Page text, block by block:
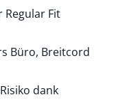
Fit
Büro, Breitcord
dank